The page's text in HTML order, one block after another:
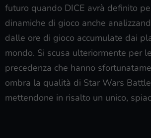
futuro quando DICE avrà definito
dinamiche di gioco anche
dalle ore di gioco accumulate dai
mondo. Si scusa ulteriormente per
precedenza che hanno
ombra la qualità di Star Wars
mettendone in risalto un unico,